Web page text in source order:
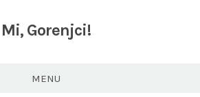
Mi, Gorenjci!
MENU